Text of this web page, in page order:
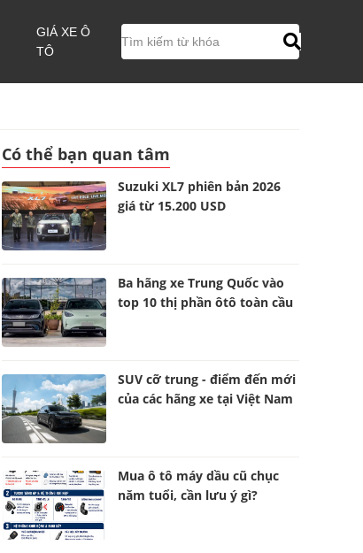
GIÁ XE Ô
TÔ
Có thể bạn quan tâm
Suzuki XL7 phiên bản 2026
giá từ 15.200 USD
Ba hãng xe Trung Quốc vào
top 10 thị phần ôtô toàn cầu
SUV cỡ trung - điểm đến mới
của các hãng xe tại Việt Nam
Mua ô tô máy dầu cũ chục
năm tuổi, cần lưu ý gì?